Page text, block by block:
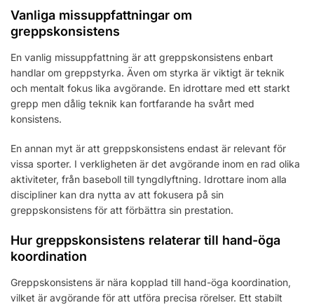
Vanliga missuppfattningar om
greppskonsistens
En vanlig missuppfattning är att greppskonsistens enbart
handlar om greppstyrka. Även om styrka är viktigt är teknik
och mentalt fokus lika avgörande. En idrottare med ett starkt
grepp men dålig teknik kan fortfarande ha svårt med
konsistens.
En annan myt är att greppskonsistens endast är relevant för
vissa sporter. I verkligheten är det avgörande inom en rad olika
aktiviteter, från baseboll till tyngdlyftning. Idrottare inom alla
discipliner kan dra nytta av att fokusera på sin
greppskonsistens för att förbättra sin prestation.
Hur greppskonsistens relaterar till hand-öga
koordination
Greppskonsistens är nära kopplad till hand-öga koordination,
vilket är avgörande för att utföra precisa rörelser. Ett stabilt